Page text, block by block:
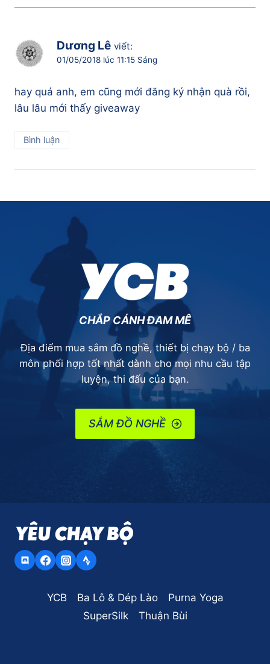
Dương Lê viết:
01/05/2018 lúc 11:15 Sáng
hay quá anh, em cũng mới đăng ký nhận quà rồi,
lâu lâu mới thấy giveaway
Bình luận
CHẮP CÁNH ĐAM MÊ
Địa điểm mua sắm đồ nghề, thiết bị chạy bộ / ba
môn phối hợp tốt nhất dành cho mọi nhu cầu tập
luyện, thi đấu của bạn.
SẮM ĐỒ NGHỀ
YCB Ba Lô & Dép Lào
Purna Yoga
SuperSilk
Thuận Bùi